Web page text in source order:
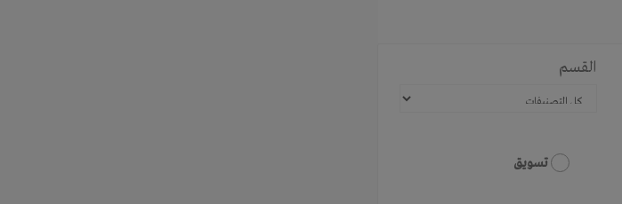
القسم
تسويق